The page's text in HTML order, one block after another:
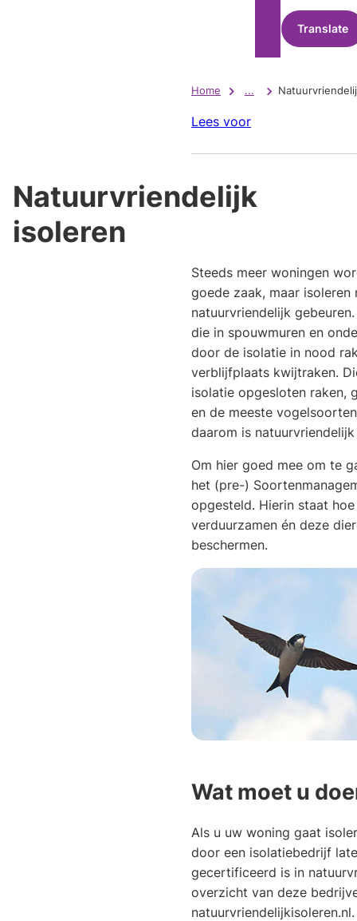
Translate
Home ...
Lees voor
Natuurvriendelijk
isoleren
Steeds meer woningen
goede zaak, maar isoleren
natuurvriendelijk
die in spouwmuren en
door de isolatie in nood
verblijfplaats kwijtraken.
isolatie opgesloten raken,
en de meeste
daarom is
Om hier goed mee om te
het (pre-)
opgesteld. Hierin staat
verduurzamen én deze
beschermen.
Wat moet u
Als u uw woning gaat
door een isolatiebedrijf
gecertificeerd is in
overzicht van deze
natuurvriendelijkisoleren.nl.